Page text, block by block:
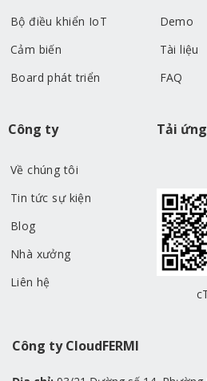
Bộ điều khiển IoT
Cảm biến
Board phát triển
Demo
Tài liệu
FAQ
Công ty
Về chúng tôi
Tin tức sự kiện
Blog
Nhà xưởng
Liên hệ
Tải
Công ty CloudFERMI